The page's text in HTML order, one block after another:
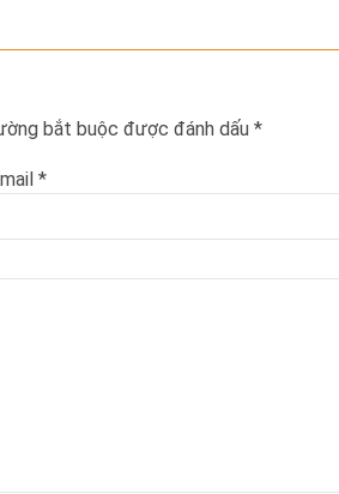
bắt buộc được đánh dấu *
*